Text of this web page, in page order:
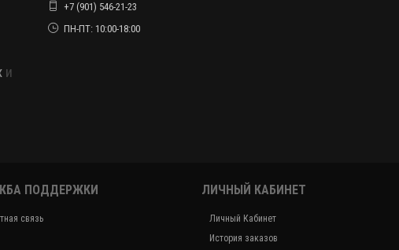
и
+7 (901) 546-21-23
ПН-ПТ: 10:00-18:00
ПОДДЕРЖКИ
связь
ЛИЧНЫЙ КАБИНЕТ
Личный Кабинет
История заказов